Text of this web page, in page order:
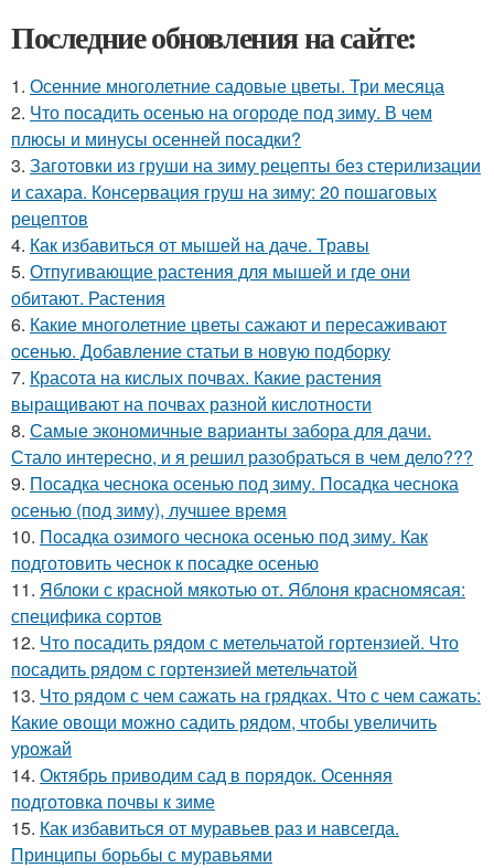
Последние обновления на сайте:
1. Осенние многолетние садовые цветы. Три месяца
2. Что посадить осенью на огороде под зиму. В чем
плюсы и минусы осенней посадки?
3. Заготовки из груши на зиму рецепты без стерилизации
и сахара. Консервация груш на зиму: 20 пошаговых
рецептов
4. Как избавиться от мышей на даче. Травы
5. Отпугивающие растения для мышей и где они
обитают. Растения
6. Какие многолетние цветы сажают и пересаживают
осенью. Добавление статьи в новую подборку
7. Красота на кислых почвах. Какие растения
выращивают на почвах разной кислотности
8. Самые экономичные варианты забора для дачи.
Стало интересно, и я решил разобраться в чем дело???
9. Посадка чеснока осенью под зиму. Посадка чеснока
осенью (под зиму), лучшее время
10. Посадка озимого чеснока осенью под зиму. Как
подготовить чеснок к посадке осенью
11. Яблоки с красной мякотью от. Яблоня красномясая:
специфика сортов
12. Что посадить рядом с метельчатой гортензией. Что
посадить рядом с гортензией метельчатой
13. Что рядом с чем сажать на грядках. Что с чем сажать:
Какие овощи можно садить рядом, чтобы увеличить
урожай
14. Октябрь приводим сад в порядок. Осенняя
подготовка почвы к зиме
15. Как избавиться от муравьев раз и навсегда.
Принципы борьбы с муравьями